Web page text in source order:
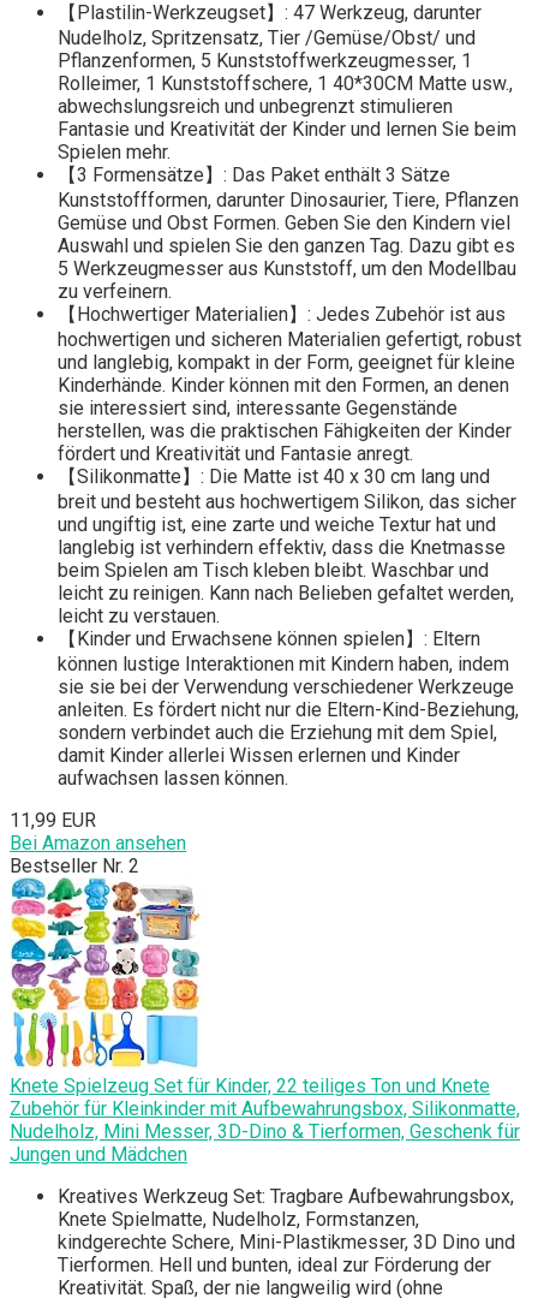
【Plastilin-Werkzeugset】: 47 Werkzeug, darunter
Nudelholz, Spritzensatz, Tier /Gemüse/Obst/ und
Pflanzenformen, 5 Kunststoffwerkzeugmesser, 1
Rolleimer, 1 Kunststoffschere, 1 40*30CM Matte usw.,
abwechslungsreich und unbegrenzt stimulieren
Fantasie und Kreativität der Kinder und lernen Sie beim
Spielen mehr.
【3 Formensätze】: Das Paket enthält 3 Sätze
Kunststoffformen, darunter Dinosaurier, Tiere, Pflanzen
Gemüse und Obst Formen. Geben Sie den Kindern viel
Auswahl und spielen Sie den ganzen Tag. Dazu gibt es
5 Werkzeugmesser aus Kunststoff, um den Modellbau
zu verfeinern.
【Hochwertiger Materialien】: Jedes Zubehör ist aus
hochwertigen und sicheren Materialien gefertigt, robust
und langlebig, kompakt in der Form, geeignet für kleine
Kinderhände. Kinder können mit den Formen, an denen
sie interessiert sind, interessante Gegenstände
herstellen, was die praktischen Fähigkeiten der Kinder
fördert und Kreativität und Fantasie anregt.
【Silikonmatte】: Die Matte ist 40 x 30 cm lang und
breit und besteht aus hochwertigem Silikon, das sicher
und ungiftig ist, eine zarte und weiche Textur hat und
langlebig ist verhindern effektiv, dass die Knetmasse
beim Spielen am Tisch kleben bleibt. Waschbar und
leicht zu reinigen. Kann nach Belieben gefaltet werden,
leicht zu verstauen.
【Kinder und Erwachsene können spielen】: Eltern
können lustige Interaktionen mit Kindern haben, indem
sie sie bei der Verwendung verschiedener Werkzeuge
anleiten. Es fördert nicht nur die Eltern-Kind-Beziehung,
sondern verbindet auch die Erziehung mit dem Spiel,
damit Kinder allerlei Wissen erlernen und Kinder
aufwachsen lassen können.
11,99 EUR
Bei Amazon ansehen
Bestseller Nr. 2
Knete Spielzeug Set für Kinder, 22 teiliges Ton und Knete
Zubehör für Kleinkinder mit Aufbewahrungsbox, Silikonmatte,
Nudelholz, Mini Messer, 3D-Dino & Tierformen, Geschenk für
Jungen und Mädchen
Kreatives Werkzeug Set: Tragbare Aufbewahrungsbox,
Knete Spielmatte, Nudelholz, Formstanzen,
kindgerechte Schere, Mini-Plastikmesser, 3D Dino und
Tierformen. Hell und bunten, ideal zur Förderung der
Kreativität. Spaß, der nie langweilig wird (ohne